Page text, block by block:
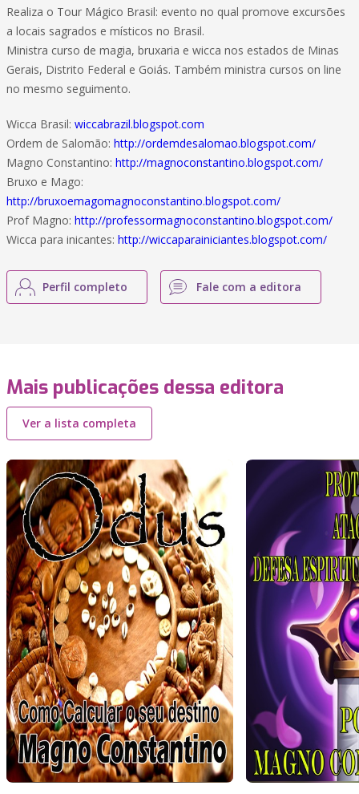
Realiza o Tour Mágico Brasil: evento no qual promove excursões
a locais sagrados e místicos no Brasil.
Ministra curso de magia, bruxaria e wicca nos estados de Minas
Gerais, Distrito Federal e Goiás. Também ministra cursos on line
no mesmo seguimento.
Wicca Brasil: wiccabrazil.blogspot.com
Ordem de Salomão: http://ordemdesalomao.blogspot.com/
Magno Constantino: http://magnoconstantino.blogspot.com/
Bruxo e Mago:
http://bruxoemagomagnoconstantino.blogspot.com/
Prof Magno: http://professormagnoconstantino.blogspot.com/
Wicca para inicantes: http://wiccaparainiciantes.blogspot.com/
Perfil completo Fale com a editora
Mais publicações dessa editora
Ver a lista completa